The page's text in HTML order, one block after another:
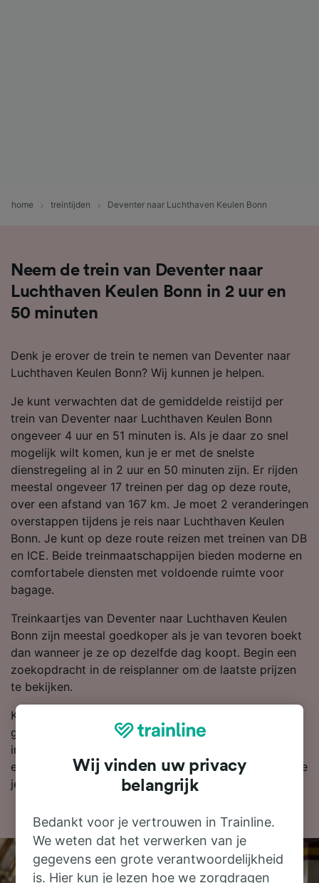
home treintijden Deventer naar Luchthaven Keulen Bonn
Neem de trein van Deventer naar
Luchthaven Keulen Bonn in 2 uur en
50 minuten
Denk je erover de trein te nemen van Deventer naar
Luchthaven Keulen Bonn? Wij kunnen je helpen.
Je kunt verwachten dat de gemiddelde reistijd per
trein van Deventer naar Luchthaven Keulen Bonn
ongeveer 4 uur en 51 minuten is. Als je daar zo snel
mogelijk wilt komen, kun je er met de snelste
dienstregeling al in 2 uur en 50 minuten zijn. Er rijden
meestal ongeveer 17 treinen per dag op deze route,
over een afstand van 167 km. Je moet 2 veranderingen
overstappen tijdens je reis naar Luchthaven Keulen
Bonn. Je kunt op deze route reizen met treinen van DB
en ICE. Beide treinmaatschappijen bieden moderne en
comfortabele diensten met voldoende ruimte voor
bagage.
Treinkaartjes van Deventer naar Luchthaven Keulen
Bonn zijn meestal goedkoper als je van tevoren boekt
dan wanneer je ze op dezelfde dag koopt. Begin een
zoekopdracht in de reisplanner om de laatste prijzen
te bekijken.
Klaar om te boeken? Zoek vandaag nog bij ons naar
goedkope treinkaartjes. Lees verder voor meer
informatie, zoals onze dienstregeling, waarin je de
eerste en laatste treinen kunt bekijken en tips over hoe
je goedkope treinkaartjes kunt vinden.
Wij vinden uw privacy
belangrijk
Bedankt voor je vertrouwen in Trainline.
We weten dat het verwerken van je
gegevens een grote verantwoordelijkheid
is. Hier kun je lezen hoe we zorgdragen